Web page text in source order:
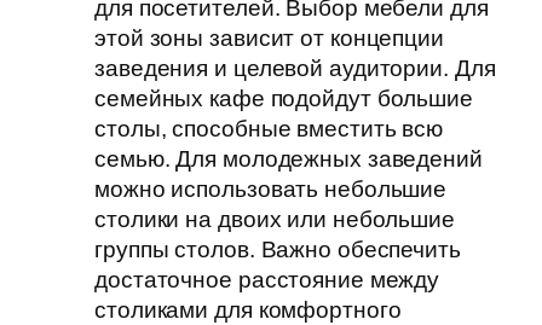
для посетителей. Выбор мебели для
этой зоны зависит от концепции
заведения и целевой аудитории. Для
семейных кафе подойдут большие
столы, способные вместить всю
семью. Для молодежных заведений
можно использовать небольшие
столики на двоих или небольшие
группы столов. Важно обеспечить
достаточное расстояние между
столиками для комфортного